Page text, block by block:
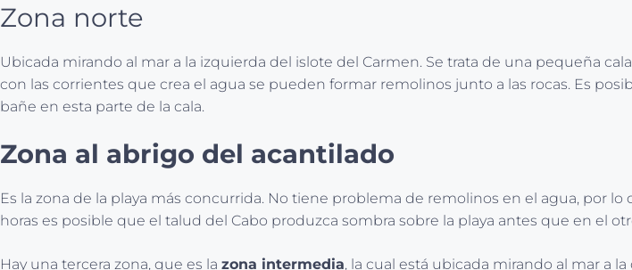
Zona norte
Ubicada mirando al mar a la izquierda del islote del Carmen. Se trata de una pequeña
con las corrientes que crea el agua se pueden formar remolinos junto a las rocas. Es
bañe en esta parte de la cala.
Zona al abrigo del acantilado
Es la zona de la playa más concurrida. No tiene problema de remolinos en el agua, por
horas es posible que el talud del Cabo produzca sombra sobre la playa antes que en el
Hay una tercera zona, que es la zona intermedia, la cual está ubicada mirando al mar a